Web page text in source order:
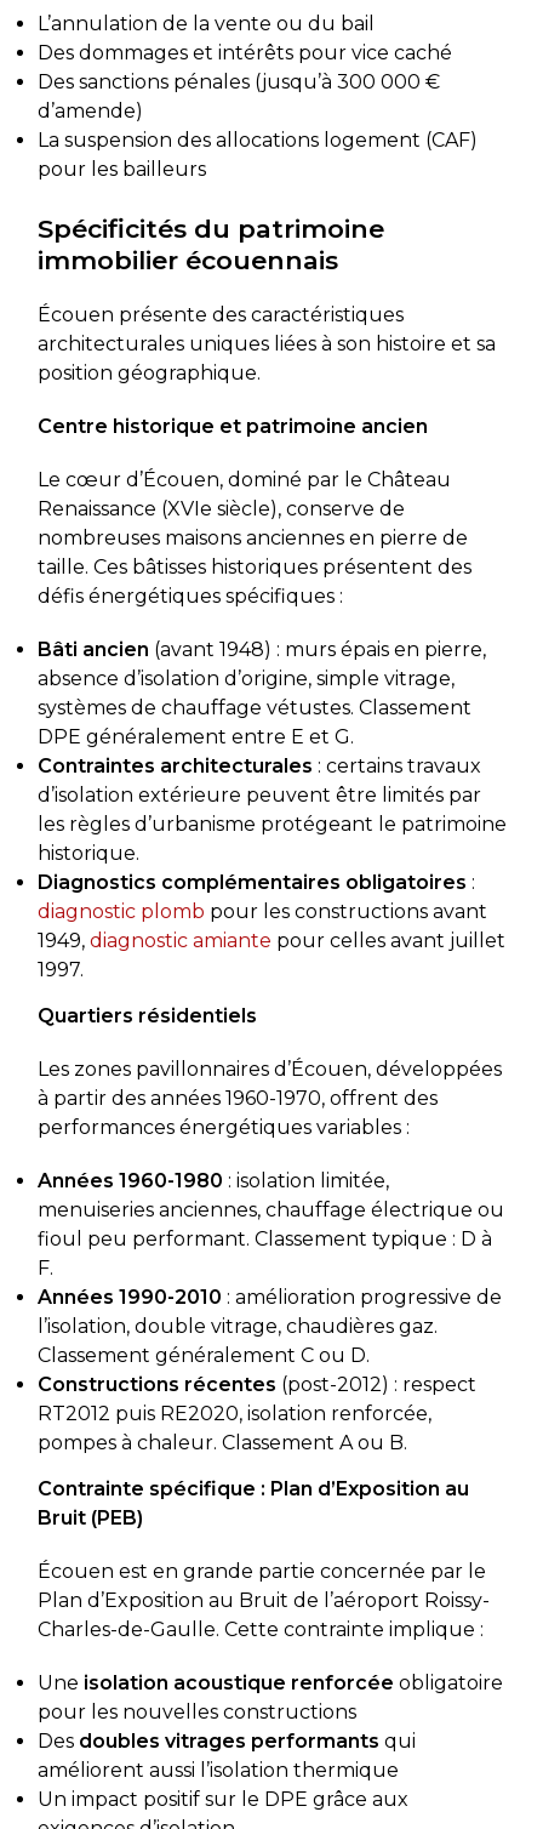
L’annulation de la vente ou du bail
Des dommages et intérêts pour vice caché
Des sanctions pénales (jusqu’à 300 000 €
d’amende)
La suspension des allocations logement (CAF)
pour les bailleurs
Spécificités du patrimoine
immobilier écouennais
Écouen présente des caractéristiques
architecturales uniques liées à son histoire et sa
position géographique.
Centre historique et patrimoine ancien
Le cœur d’Écouen, dominé par le Château
Renaissance (XVIe siècle), conserve de
nombreuses maisons anciennes en pierre de
taille. Ces bâtisses historiques présentent des
défis énergétiques spécifiques :
Bâti ancien (avant 1948) : murs épais en pierre,
absence d’isolation d’origine, simple vitrage,
systèmes de chauffage vétustes. Classement
DPE généralement entre E et G.
Contraintes architecturales : certains travaux
d’isolation extérieure peuvent être limités par
les règles d’urbanisme protégeant le patrimoine
historique.
Diagnostics complémentaires obligatoires :
diagnostic plomb pour les constructions avant
1949, diagnostic amiante pour celles avant juillet
1997.
Quartiers résidentiels
Les zones pavillonnaires d’Écouen, développées
à partir des années 1960-1970, offrent des
performances énergétiques variables :
Années 1960-1980 : isolation limitée,
menuiseries anciennes, chauffage électrique ou
fioul peu performant. Classement typique : D à
F.
Années 1990-2010 : amélioration progressive de
l’isolation, double vitrage, chaudières gaz.
Classement généralement C ou D.
Constructions récentes (post-2012) : respect
RT2012 puis RE2020, isolation renforcée,
pompes à chaleur. Classement A ou B.
Contrainte spécifique : Plan d’Exposition au
Bruit (PEB)
Écouen est en grande partie concernée par le
Plan d’Exposition au Bruit de l’aéroport Roissy-
Charles-de-Gaulle. Cette contrainte implique :
Une isolation acoustique renforcée obligatoire
pour les nouvelles constructions
Des doubles vitrages performants qui
améliorent aussi l’isolation thermique
Un impact positif sur le DPE grâce aux